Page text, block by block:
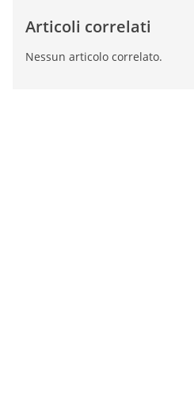
Articoli correlati
Nessun articolo correlato.